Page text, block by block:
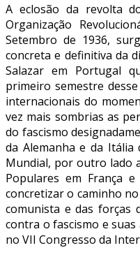
A eclosão da revolta
Organização
Setembro de 1936,
concreta e definitiva da
Salazar em Portugal
primeiro semestre
internacionais do
vez mais sombrias as
do fascismo
da Alemanha e da Itália
Mundial, por outro lado
Populares em França
concretizar o caminho
comunista e das forças
contra o fascismo e
no VII Congresso da